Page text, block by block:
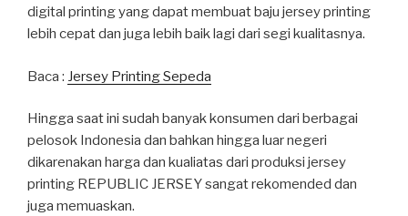
digital printing yang dapat membuat baju jersey printing
lebih cepat dan juga lebih baik lagi dari segi kualitasnya.
Baca : Jersey Printing Sepeda
Hingga saat ini sudah banyak konsumen dari berbagai
pelosok Indonesia dan bahkan hingga luar negeri
dikarenakan harga dan kualiatas dari produksi jersey
printing REPUBLIC JERSEY sangat rekomended dan
juga memuaskan.